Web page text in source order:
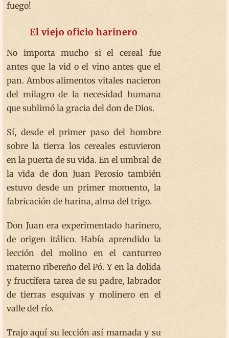
fuego!
El viejo oficio harinero
No importa mucho si el cereal fue
antes que la vid o el vino antes que el
pan. Ambos alimentos vitales nacieron
del milagro de la necesidad humana
que sublimó la gracia del don de Dios.
Sí, desde el primer paso del hombre
sobre la tierra los cereales estuvieron
en la puerta de su vida. En el umbral de
la vida de don Juan Perosio también
estuvo desde un primer momento, la
fabricación de harina, alma del trigo.
Don Juan era experimentado harinero,
de origen itálico. Había aprendido la
lección del molino en el canturreo
materno ribereño del Pó. Y en la dolida
y fructífera tarea de su padre, labrador
de tierras esquivas y molinero en el
valle del río.
Trajo aquí su lección así mamada y su